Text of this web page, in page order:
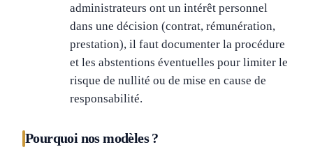
administrateurs ont un intérêt personnel
dans une décision (contrat, rémunération,
prestation), il faut documenter la procédure
et les abstentions éventuelles pour limiter le
risque de nullité ou de mise en cause de
responsabilité.
Pourquoi nos modèles ?